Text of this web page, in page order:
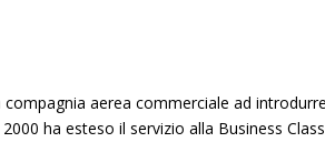
aerea commerciale ad
ha esteso il servizio alla Business